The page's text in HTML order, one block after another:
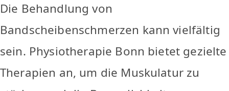
Die Behandlung von
Bandscheibenschmerzen kann vielfältig
sein. Physiotherapie Bonn bietet gezielte
Therapien an, um die Muskulatur zu